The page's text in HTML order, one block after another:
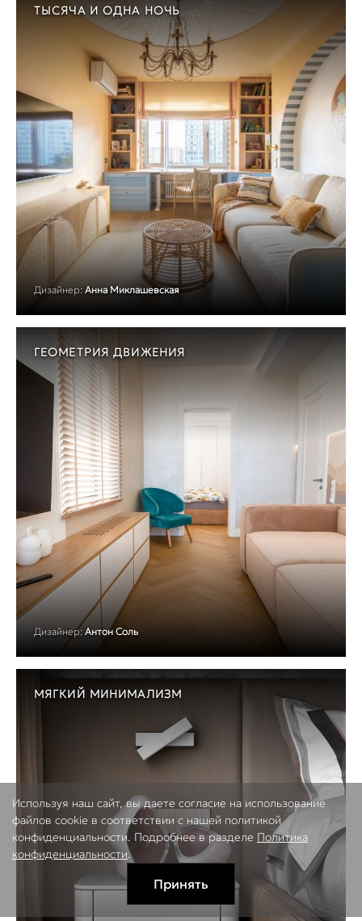
ТЫСЯЧА И ОДНА НОЧЬ
Дизайнер: Анна Миклашевская
ГЕОМЕТРИЯ ДВИЖЕНИЯ
Дизайнер: Антон Соль
МЯГКИЙ МИНИМАЛИЗМ
Используя наш сайт, вы даете согласие на использование
файлов cookie в соответствии с нашей политикой
конфиденциальности. Подробнее в разделе Политика
конфиденциальности.
Принять